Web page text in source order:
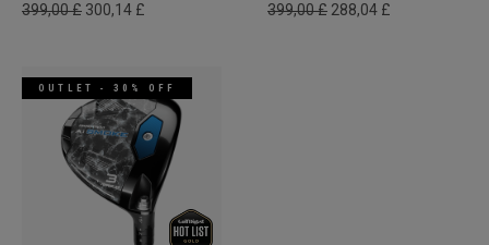
399,00 £ 300,14 £ 399,00 £ 288,04 £
OUTLET - 30% OFF